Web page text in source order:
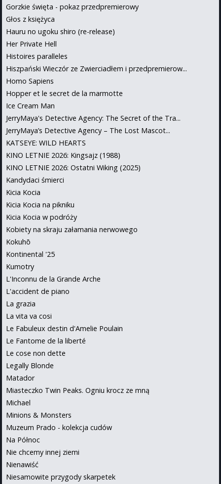
Gorzkie święta - pokaz przedpremierowy
Głos z księżyca
Hauru no ugoku shiro (re-release)
Her Private Hell
Histoires paralleles
Hiszpański Wieczór ze Zwierciadłem i przedpremierow...
Homo Sapiens
Hopper et le secret de la marmotte
Ice Cream Man
JerryMaya's Detective Agency: The Secret of the Tra...
JerryMaya’s Detective Agency – The Lost Mascot...
KATSEYE: WILD HEARTS
KINO LETNIE 2026: Kingsajz (1988)
KINO LETNIE 2026: Ostatni Wiking (2025)
Kandydaci śmierci
Kicia Kocia
Kicia Kocia na pikniku
Kicia Kocia w podróży
Kobiety na skraju załamania nerwowego
Kokuhō
Kontinental '25
Kumotry
L'Inconnu de la Grande Arche
L'accident de piano
La grazia
La vita va cosi
Le Fabuleux destin d'Amelie Poulain
Le Fantome de la liberté
Le cose non dette
Legally Blonde
Matador
Miasteczko Twin Peaks. Ogniu krocz ze mną
Michael
Minions & Monsters
Muzeum Prado - kolekcja cudów
Na Północ
Nie chcemy innej ziemi
Nienawiść
Niesamowite przygody skarpetek